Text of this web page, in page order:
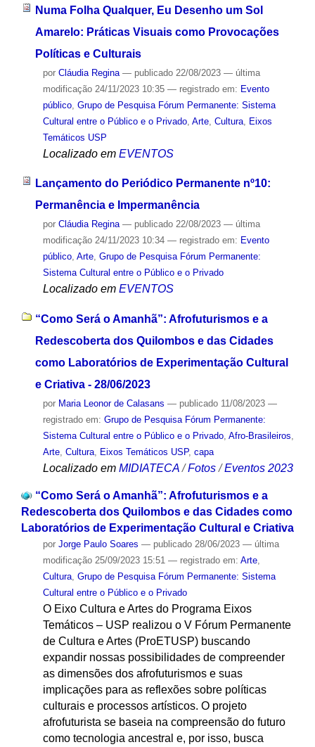
Numa Folha Qualquer, Eu Desenho um Sol
Amarelo: Práticas Visuais como Provocações
Políticas e Culturais
por Cláudia Regina — publicado22/08/2023 — última
modificação24/11/2023 10:35 — registrado em: Evento
público, Grupo de Pesquisa Fórum Permanente: Sistema
Cultural entre o Público e o Privado, Arte, Cultura, Eixos
Temáticos USP
Localizado em EVENTOS
Lançamento do Periódico Permanente nº10:
Permanência e Impermanência
por Cláudia Regina — publicado22/08/2023 — última
modificação24/11/2023 10:34 — registrado em: Evento
público, Arte, Grupo de Pesquisa Fórum Permanente:
Sistema Cultural entre o Público e o Privado
Localizado em EVENTOS
“Como Será o Amanhã”: Afrofuturismos e a
Redescoberta dos Quilombos e das Cidades
como Laboratórios de Experimentação Cultural
e Criativa - 28/06/2023
por Maria Leonor de Calasans — publicado11/08/2023 —
registrado em: Grupo de Pesquisa Fórum Permanente:
Sistema Cultural entre o Público e o Privado, Afro-Brasileiros,
Arte, Cultura, Eixos Temáticos USP, capa
Localizado em MIDIATECA /Fotos /Eventos 2023
“Como Será o Amanhã”: Afrofuturismos e a
Redescoberta dos Quilombos e das Cidades como
Laboratórios de Experimentação Cultural e Criativa
por Jorge Paulo Soares — publicado28/06/2023 — última
modificação25/09/2023 15:51 — registrado em: Arte,
Cultura, Grupo de Pesquisa Fórum Permanente: Sistema
Cultural entre o Público e o Privado
O Eixo Cultura e Artes do Programa Eixos
Temáticos – USP realizou o V Fórum Permanente
de Cultura e Artes (ProETUSP) buscando
expandir nossas possibilidades de compreender
as dimensões dos afrofuturismos e suas
implicações para as reflexões sobre políticas
culturais e processos artísticos. O projeto
afrofuturista se baseia na compreensão do futuro
como tecnologia ancestral e, por isso, busca